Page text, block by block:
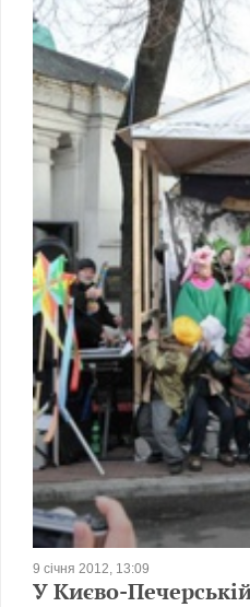
9 січня 2012, 13:09
У Києво-